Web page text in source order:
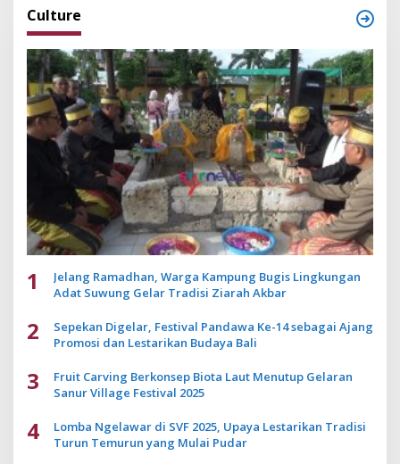
Culture
1
Jelang Ramadhan, Warga Kampung Bugis Lingkungan
Adat Suwung Gelar Tradisi Ziarah Akbar
2
Sepekan Digelar, Festival Pandawa Ke-14 sebagai Ajang
Promosi dan Lestarikan Budaya Bali
3
Fruit Carving Berkonsep Biota Laut Menutup Gelaran
Sanur Village Festival 2025
4
Lomba Ngelawar di SVF 2025, Upaya Lestarikan Tradisi
Turun Temurun yang Mulai Pudar